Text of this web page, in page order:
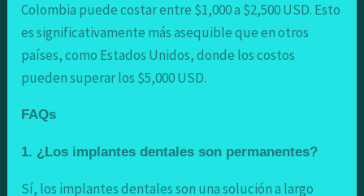
Colombia puede costar entre $1,000 a $2,500 USD. Esto
es significativamente más asequible que en otros
países, como Estados Unidos, donde los costos
pueden superar los $5,000 USD.
FAQs
1. ¿Los implantes dentales son permanentes?
Sí, los implantes dentales son una solución a largo